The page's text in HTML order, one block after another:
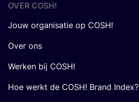
OVER COSH!
Jouw organisatie op COSH!
Over ons
Werken bij COSH!
Hoe werkt de COSH! Brand Index?